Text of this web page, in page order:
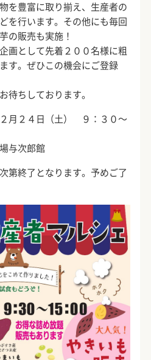
を豊富に取り揃え、生産者の
を行います。その他にも毎回
の販売も実施！
画として先着２００名様に粗
す。ぜひこの機会にご登録
待ちしております。
月２４日（土） ９：３０～
与次郎館
となります。予めご了